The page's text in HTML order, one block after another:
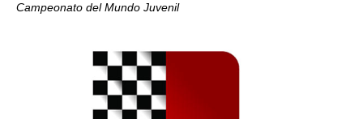
Campeonato del Mundo Juvenil